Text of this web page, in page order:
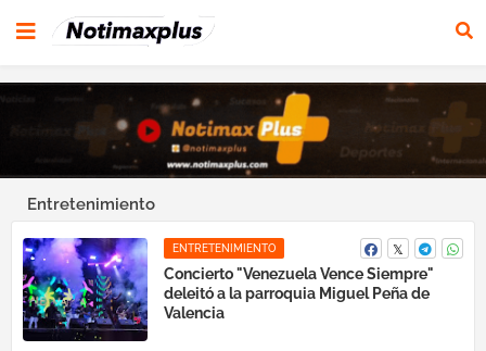
Entretenimiento
ENTRETENIMIENTO
Concierto "Venezuela Vence Siempre"
deleitó a la parroquia Miguel Peña de
Valencia